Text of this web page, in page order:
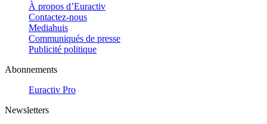
À propos d’Euractiv
Contactez-nous
Mediahuis
Communiqués de presse
Publicité politique
Abonnements
Euractiv Pro
Newsletters